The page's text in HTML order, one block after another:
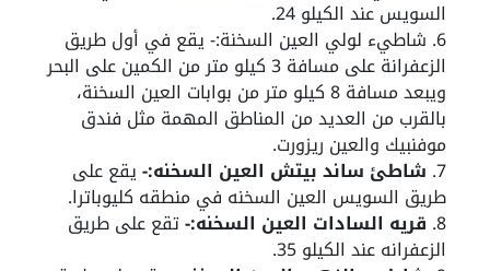
السويس عند الكيلو 24.
شاطيء لولي العين السخنة:- يقع في أول طريق
الزعفرانة على مسافة 3 كيلو متر من الكمين على البحر
ويبعد مسافة 8 كيلو متر من بوابات العين السخنة،
بالقرب من العديد من المناطق المهمة مثل فندق
موفنبيك والعين ريزورت.
شاطئ ساند بيتش العين السخنه:-يقع على
طريق السويس العين السخنه في منطقه كليوباترا.
قريه السادات العين السخنه:-تقع على طريق
الزعفرانه عند الكيلو 35.